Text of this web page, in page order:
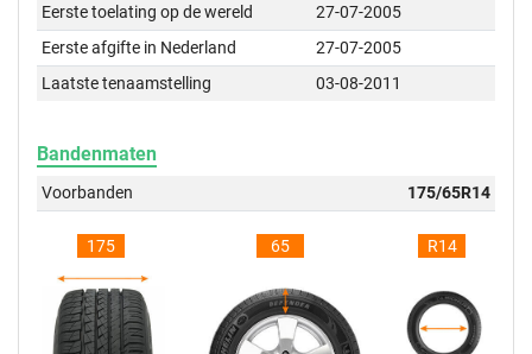
Eerste toelating op de wereld
27-07-2005
Eerste afgifte in Nederland
27-07-2005
Laatste tenaamstelling
03-08-2011
Bandenmaten
Voorbanden 175/65R14
175 65 R14